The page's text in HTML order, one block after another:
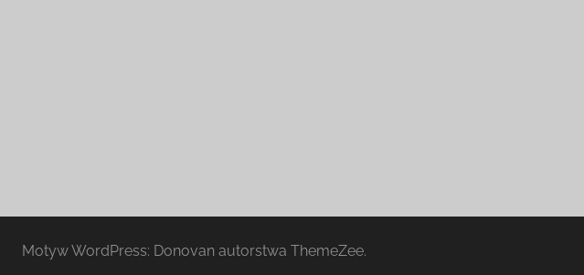
Motyw WordPress: Donovan autorstwa ThemeZee.